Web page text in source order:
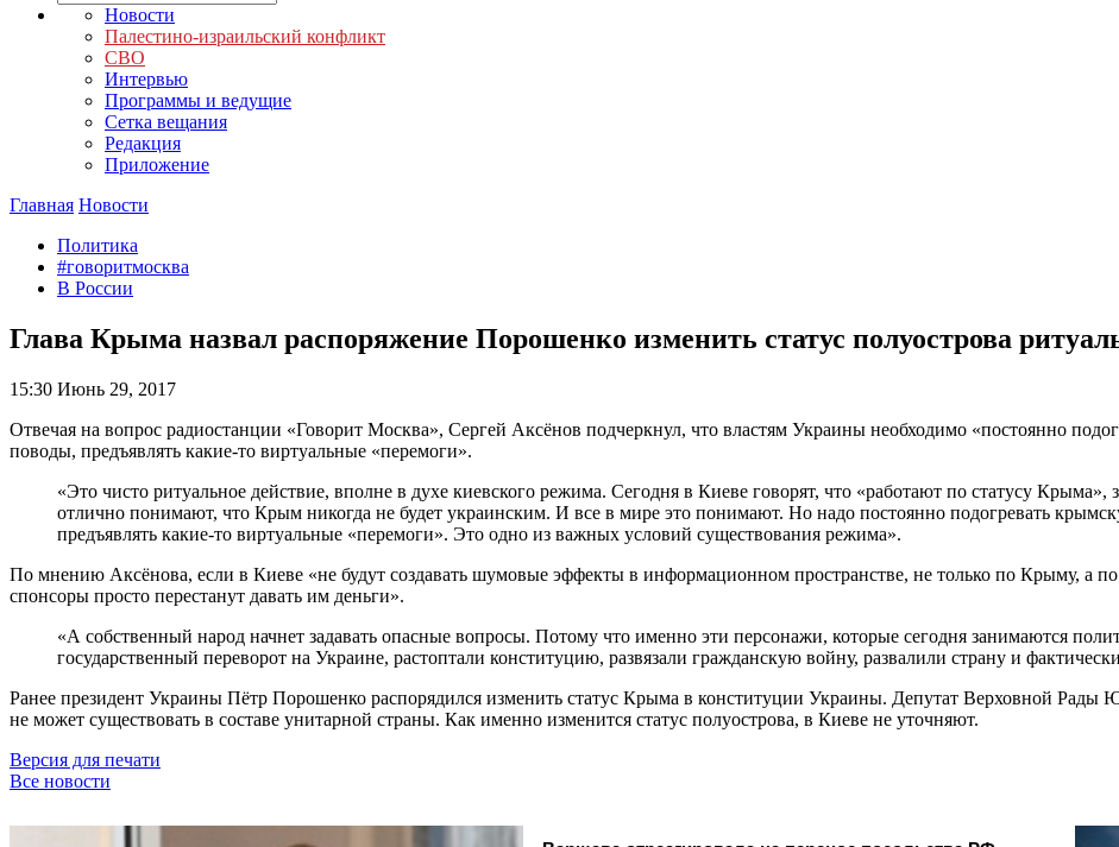
Новости
Палестино-израильский конфликт
СВО
Интервью
Программы и ведущие
Сетка вещания
Редакция
Приложение
Главная Новости
Политика
#говоритмосква
В России
Глава Крыма назвал распоряжение Порошенко изменить статус полуострова
15:30 Июнь 29, 2017
Отвечая на вопрос радиостанции «Говорит Москва», Сергей Аксёнов подчеркнул, что властям Украины необходимо «постоянно
поводы, предъявлять какие-то виртуальные «перемоги».
«Это чисто ритуальное действие, вполне в духе киевского режима. Сегодня в Киеве говорят, что «работают по статусу Крыма»,
отлично понимают, что Крым никогда не будет украинским. И все в мире это понимают. Но надо постоянно подогревать
предъявлять какие-то виртуальные «перемоги». Это одно из важных условий существования режима».
По мнению Аксёнова, если в Киеве «не будут создавать шумовые эффекты в информационном пространстве, не только по Крыму, а
спонсоры просто перестанут давать им деньги».
«А собственный народ начнет задавать опасные вопросы. Потому что именно эти персонажи, которые сегодня занимаются
государственный переворот на Украине, растоптали конституцию, развязали гражданскую войну, развалили страну и
Ранее президент Украины Пётр Порошенко распорядился изменить статус Крыма в конституции Украины. Депутат Верховной Рады
не может существовать в составе унитарной страны. Как именно изменится статус полуострова, в Киеве не уточняют.
Версия для печати
Все новости